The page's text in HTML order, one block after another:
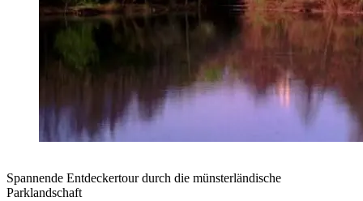
Spannende Entdeckertour durch die münsterländische
Parklandschaft